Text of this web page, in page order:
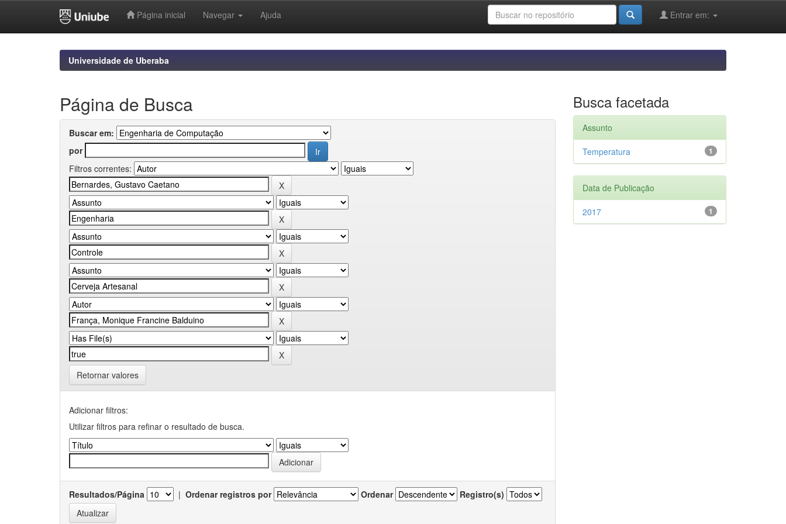
Página inicial Navegar Ajuda Entrar em:
Universidade de Uberaba
Página de Busca
Buscar em:
por
Filtros correntes:
Retornar valores
Adicionar filtros:
Utilizar filtros para refinar o resultado de busca.
Resultados/Página | Ordenar registros por Ordenar Registro(s)
Busca facetada
Assunto
1
Temperatura
Data de Publicação
1
2017